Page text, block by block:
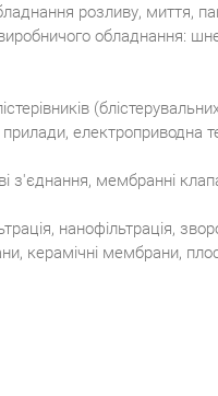
розливу, миття,
обладнання:
електроприводна
з'єднання, мембранні
нанофільтрація,
керамічні мембрани,